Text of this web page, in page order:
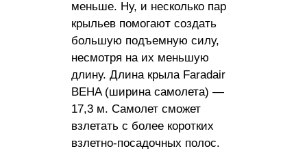
меньше. Ну, и несколько пар
крыльев помогают создать
большую подъемную силу,
несмотря на их меньшую
длину. Длина крыла Faradair
BEHA (ширина самолета) —
17,3 м. Самолет сможет
взлетать с более коротких
взлетно-посадочных полос.